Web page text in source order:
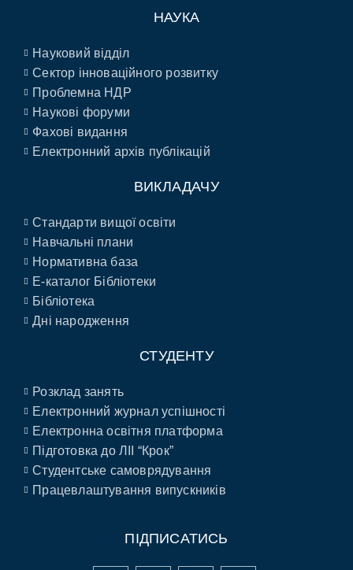
НАУКА
Науковий відділ
Сектор інноваційного розвитку
Проблемна НДР
Наукові форуми
Фахові видання
Електронний архів публікацій
ВИКЛАДАЧУ
Стандарти вищої освіти
Навчальні плани
Нормативна база
E-каталог Бібліотеки
Бібліотека
Дні народження
СТУДЕНТУ
Розклад занять
Електронний журнал успішності
Електронна освітня платформа
Підготовка до ЛІІ “Крок”
Студентське самоврядування
Працевлаштування випускників
ПІДПИСАТИСЬ